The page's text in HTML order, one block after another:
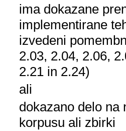
ima dokazane
implementirane
izvedeni
2.03, 2.04, 2.06,
2.21 in 2.24)
ali
dokazano delo na
korpusu ali zbirki